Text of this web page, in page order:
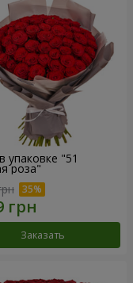
упаковке "51
роза"
Заказать